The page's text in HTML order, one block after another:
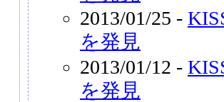
2013/01/25 -
を発見
2013/01/12 -
を発見